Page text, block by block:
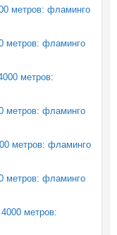
метров: фламинго
метров: фламинго
метров:
метров: фламинго
метров: фламинго
метров: фламинго
метров: